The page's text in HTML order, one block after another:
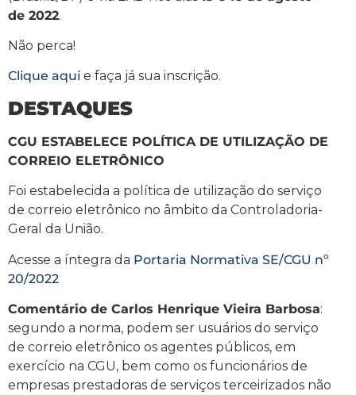
de 2022.
Não perca!
Clique aqui e faça já sua inscrição.
DESTAQUES
CGU ESTABELECE POLÍTICA DE UTILIZAÇÃO DE
CORREIO ELETRÔNICO
Foi estabelecida a política de utilização do serviço
de correio eletrônico no âmbito da Controladoria-
Geral da União.
Acesse a íntegra da Portaria Normativa SE/CGU nº
20/2022
Comentário de Carlos Henrique Vieira Barbosa:
segundo a norma, podem ser usuários do serviço
de correio eletrônico os agentes públicos, em
exercício na CGU, bem como os funcionários de
empresas prestadoras de serviços terceirizados não